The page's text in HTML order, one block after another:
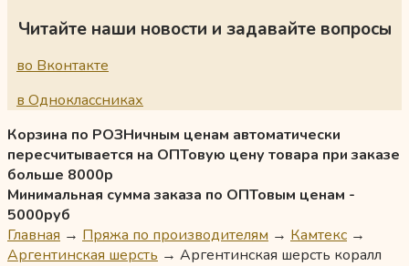
Читайте наши новости и задавайте вопросы
во Вконтакте
в Одноклассниках
Корзина по РОЗНичным ценам автоматически
пересчитывается на ОПТовую цену товара при заказе
больше 8000р
Минимальная сумма заказа по ОПТовым ценам -
5000руб
Главная → Пряжа по производителям → Камтекс →
Аргентинская шерсть → Аргентинская шерсть коралл